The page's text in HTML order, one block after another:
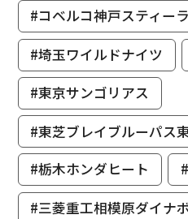
#コベルコ神戸スティー
#埼玉ワイルドナイツ
#東京サンゴリアス
#東芝ブレイブルーパス
#栃木ホンダヒート
#三菱重工相模原ダイナ